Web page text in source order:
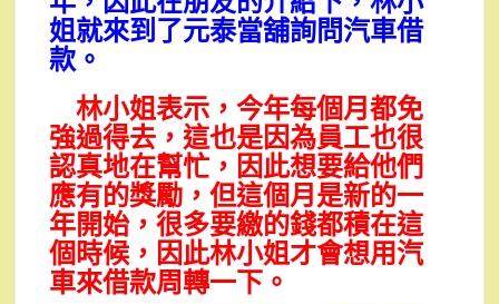
姐就來到了元泰當舖詢問汽車借
款。
林小姐表示，今年每個月都免
強過得去，這也是因為員工也很
認真地在幫忙，因此想要給他們
應有的獎勵，但這個月是新的一
年開始，很多要繳的錢都積在這
個時候，因此林小姐才會想用汽
車來借款周轉一下。